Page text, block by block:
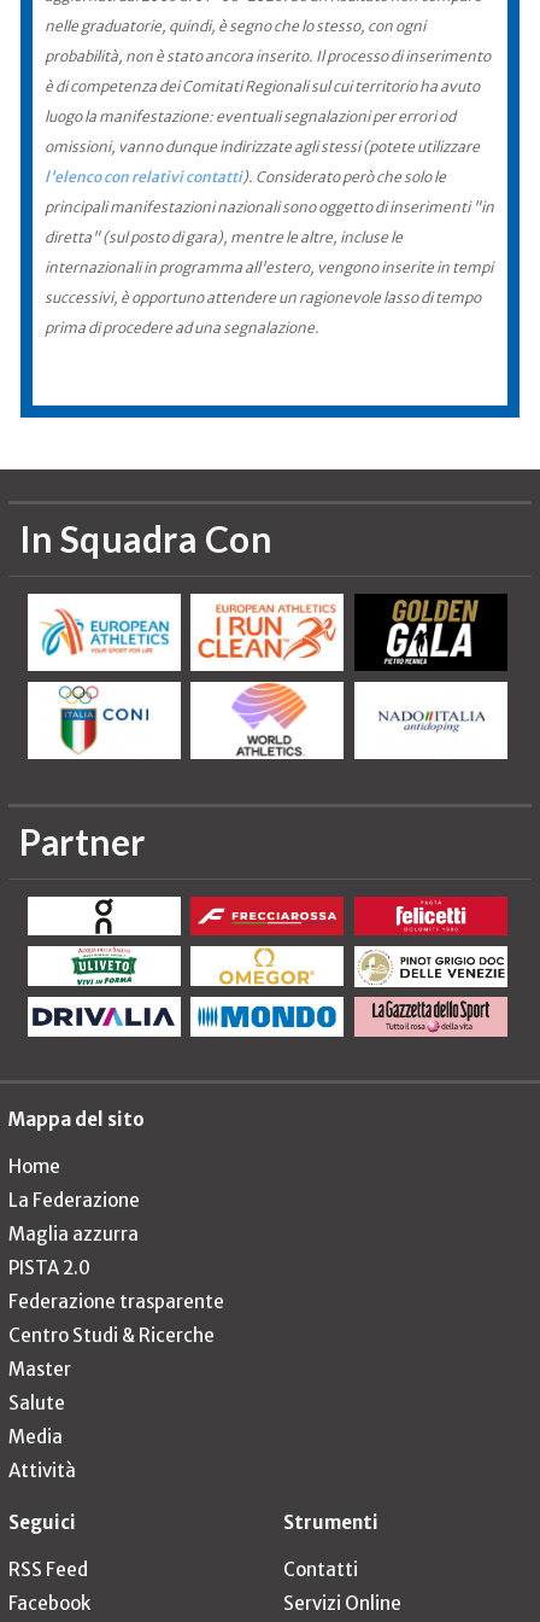
nelle graduatorie, quindi, è segno che lo stesso, con ogni
probabilità, non è stato ancora inserito. Il processo di inserimento
è di competenza dei Comitati Regionali sul cui territorio ha avuto
luogo la manifestazione: eventuali segnalazioni per errori od
omissioni, vanno dunque indirizzate agli stessi (potete utilizzare
l'elenco con relativi contatti). Considerato però che solo le
principali manifestazioni nazionali sono oggetto di inserimenti "in
diretta" (sul posto di gara), mentre le altre, incluse le
internazionali in programma all'estero, vengono inserite in tempi
successivi, è opportuno attendere un ragionevole lasso di tempo
prima di procedere ad una segnalazione.
In Squadra Con
Partner
Mappa del sito
Home
La Federazione
Maglia azzurra
PISTA 2.0
Federazione trasparente
Centro Studi & Ricerche
Master
Salute
Media
Attività
Seguici
RSS Feed
Facebook
Strumenti
Contatti
Servizi Online